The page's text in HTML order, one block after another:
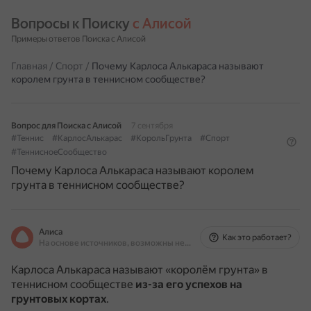
Вопросы к Поиску с Алисой
Примеры ответов Поиска с Алисой
Главная / Спорт / Почему Карлоса Алькараса называют
королем грунта в теннисном сообществе?
Вопрос для Поиска с Алисой
7 сентября
#Теннис
#КарлосАлькарас #КорольГрунта
#Спорт
#ТеннисноеСообщество
Почему Карлоса Алькараса называют королем
грунта в теннисном сообществе?
Алиса
На основе источников, возможны неточности
Как это работает?
Карлоса Алькараса называют «королём грунта» в
теннисном сообществе из-за его успехов на
грунтовых кортах.